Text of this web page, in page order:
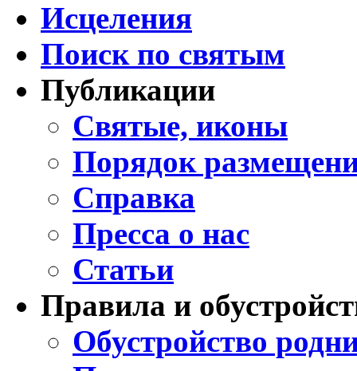
Исцеления
Поиск по святым
Публикации
Святые, иконы
Порядок
Справка
Пресса о нас
Статьи
Правила и
Обустройство